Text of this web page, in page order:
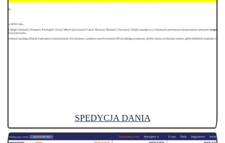
SPEDYCJA DANIA